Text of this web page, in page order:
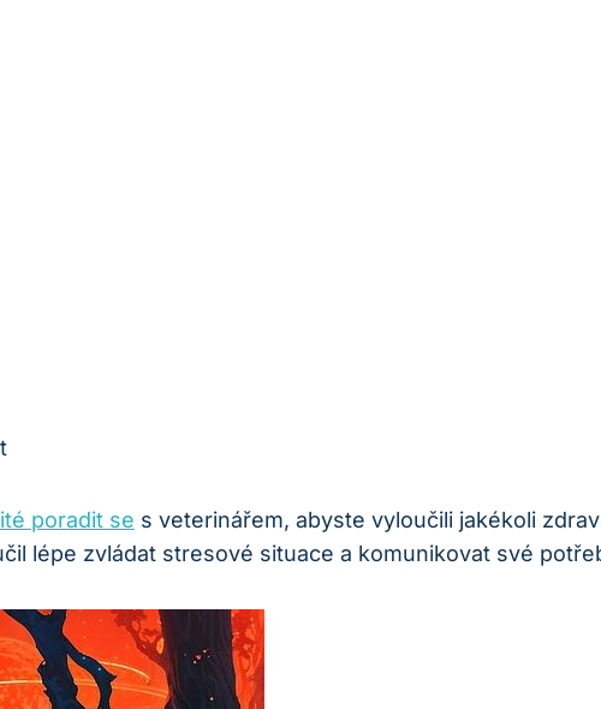
poradit se s veterinářem, abyste vyloučili⁣ jakékoli
lépe zvládat stresové situace a komunikovat ⁣své